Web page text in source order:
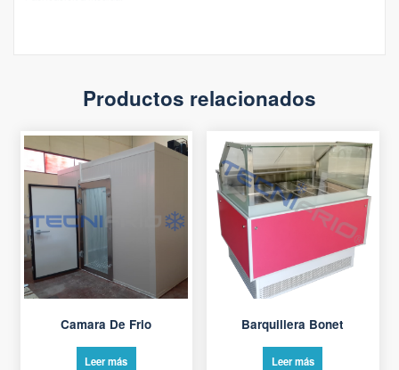
Productos relacionados
Camara De Frio
Leer más
Barquillera Bonet
Leer más